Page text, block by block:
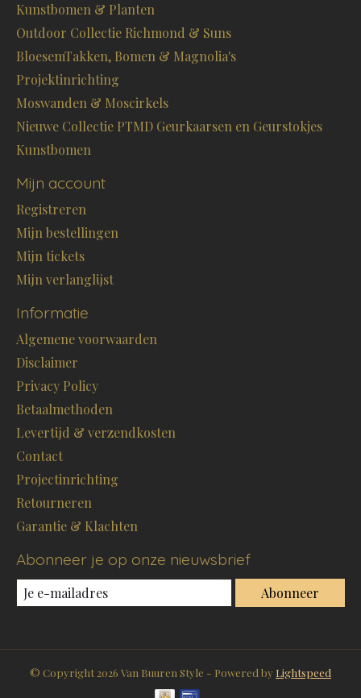
Kunstbomen & Planten
Outdoor Collectie Richmond & Suns
BloesemTakken, Bomen & Magnolia's
Projektinrichting
Moswanden & Moscirkels
Nieuwe Collectie PTMD Geurkaarsen en Geurstokjes
Kunstbomen
Mijn account
Registreren
Mijn bestellingen
Mijn tickets
Mijn verlanglijst
Informatie
Algemene voorwaarden
Disclaimer
Privacy Policy
Betaalmethoden
Levertijd & verzendkosten
Contact
Projectinrichting
Retourneren
Garantie & Klachten
Abonneer je op onze nieuwsbrief
Abonneer
© Copyright 2026 Van Buuren Style - Powered by Lightspeed